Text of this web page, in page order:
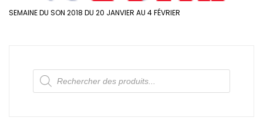
SEMAINE DU SON 2018 DU 20 JANVIER AU 4 FÉVRIER
Recherche
de
produits